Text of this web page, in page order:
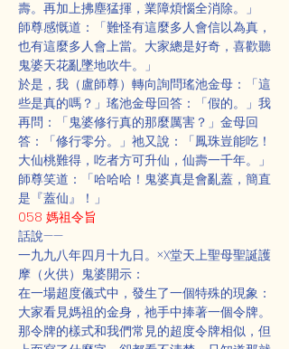
壽。再加上拂塵猛揮，業障煩惱全消除。」
師尊感慨道：「難怪有這麼多人會信以為真，
也有這麼多人會上當。大家總是好奇，喜歡聽
鬼婆天花亂墜地吹牛。」
於是，我（盧師尊）轉向詢問瑤池金母：「這
些是真的嗎？」瑤池金母回答：「假的。」我
再問：「鬼婆修行真的那麼厲害？」金母回
答：「修行零分。」祂又說：「鳳珠豈能吃！
大仙桃難得，吃者方可升仙，仙壽一千年。」
師尊笑道：「哈哈哈！鬼婆真是會亂蓋，簡直
是『蓋仙』！」
058 媽祖令旨
話說——
一九九八年四月十九日。×X堂天上聖母聖誕護
摩（火供）鬼婆開示：
在一場超度儀式中，發生了一個特殊的現象：
大家看見媽祖的金身，祂手中捧著一個令牌。
那令牌的樣式和我們常見的超度令牌相似，但